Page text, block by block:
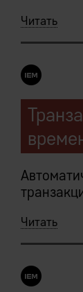
Следует
Читать
Сервер
Читать